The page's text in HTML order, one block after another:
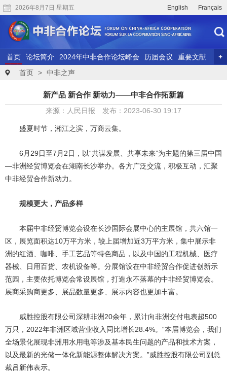
2026年8月7日 星期五 English Français
首页 论坛简介 2024年中非合作论坛峰会 历届会议
重要文献
联合研究
精彩视频
首页 > 中非之声
新产品 新合作 新动力——中非合作拓新篇
来源：人民日报 发布：2023-06-30 19:17
盛夏时节，湘江之滨，万商云集。
6月29日至7月2日，以“共谋发展、共享未来”为主题的第三届中国
—非洲经贸博览会在湖南长沙举办。各方广泛交流，积极互动，汇聚
中非经贸合作新动力。
规模更大，产品多样
本届中非经贸博览会设在长沙国际会展中心的主展馆，共六馆一
区，展览面积达10万平方米，较上届增加近3万平方米，集中展示非
洲的红酒、咖啡、手工艺品等特色商品，以及中国的工程机械、医疗
器械、日用百货、农机设备等。分展馆设在中非经贸合作促进创新示
范园，主要依托博览会常设展馆，打造永不落幕的中非经贸博览会。
展商采购商更多、展品数量更多、展示内容也更加丰富。
威胜控股有限公司深耕非洲20余年，累计向非洲交付电表超500
万只，2022年非洲区域营业收入同比增长28.4%。“本届博览会，我们
全场景化展现非洲用水用电等涉及基本民生问题的产品和技术方案，
以及最新的光储一体化新能源整体解决方案。”威胜控股有限公司副总
裁吕新伟表示。